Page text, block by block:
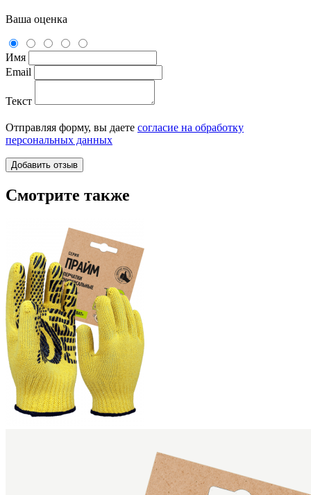
Ваша оценка
Имя
Email
Текст
Отправляя форму, вы даете согласие на обработку
персональных данных
Смотрите также